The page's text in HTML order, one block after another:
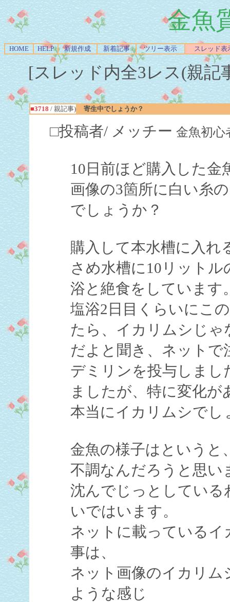
金魚
HOME HELP 新規作成 新着記事 ツリー表示 スレッド表
[スレッド内全3レス(親記
■3718 / 親記事) 寄生中でしょうか？
□投稿者/ メッチー 金魚初心
10日前ほど購入した
画像の3箇所に白い糸
でしょうか？
購入して本水槽に入れ
さめ水槽に10リットル
浴と絶食をしています
塩浴2日目くらいにこ
たら、イカリムシじ
だよと聞き、ネットで
デミリンを投与しまし
ましたが、特に変化が
本当にイカリムシでし
金魚の様子はというと
不調なんだろうと思い
沈んでじっとしている
いではいます。
ネットに載っている
事は、
ネット画像のイカリ
ような感じ